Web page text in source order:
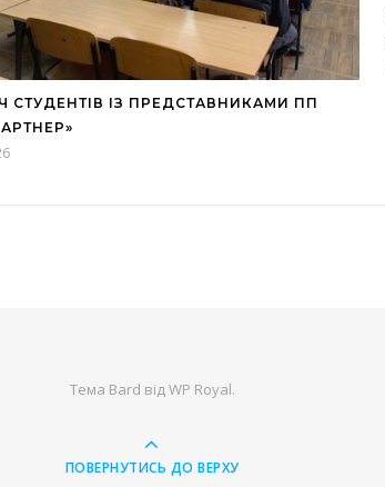
СТУДЕНТІВ ІЗ ПРЕДСТАВНИКАМИ ПП
Тема Bard відWP Royal.
ПОВЕРНУТИСЬ ДО ВЕРХУ